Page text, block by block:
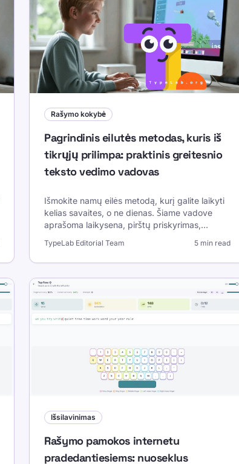
Rašymo kokybė
Pagrindinis eilutės metodas, kuris iš
tikrųjų prilimpa: praktinis greitesnio
teksto vedimo vadovas
Išmokite namų eilės metodą, kurį galite laikyti
kelias savaites, o ne dienas. Šiame vadove
aprašoma laikysena, pirštų priskyrimas,
tikslumo etaloninės taisyklės.
TypeLab Editorial Team 5 min read
Išsilavinimas
Rašymo pamokos internetu
pradedantiesiems: nuoseklus